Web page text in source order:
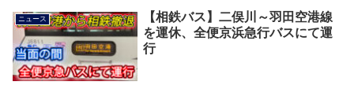
ニュース
【相鉄バス】二俣川～羽田空港線
を運休、全便京浜急行バスにて運
行